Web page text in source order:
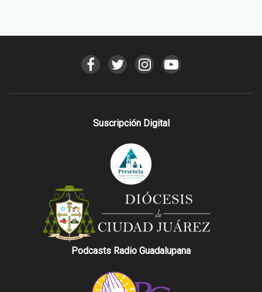
Suscripción Digital
Podcasts Radio Guadalupana